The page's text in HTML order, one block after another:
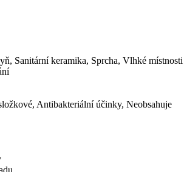
Sanitární keramika, Sprcha, Vlhké místnosti
Antibakteriální účinky, Neobsahuje